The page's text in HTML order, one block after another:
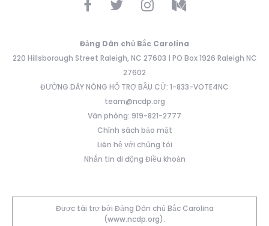
Đảng Dân chủ Bắc Carolina
220 Hillsborough Street Raleigh, NC 27603 | PO Box 1926 Raleigh NC
27602
ĐƯỜNG DÂY NÓNG HỖ TRỢ BẦU CỬ: 1-833-VOTE4NC
team@ncdp.org
Văn phòng: 919-821-2777
Chính sách bảo mật
Liên hệ với chúng tôi
Nhắn tin di động Điều khoản
Được tài trợ bởi Đảng Dân chủ Bắc Carolina
(www.ncdp.org).